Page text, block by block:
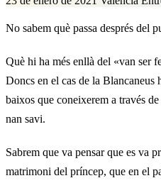
No sabem què passa després del
Què hi ha més enllà del «van ser
Doncs en el cas de la
baixos que coneixerem a través
nan savi.
Sabrem que va pensar que es va
matrimoni del príncep, que en el